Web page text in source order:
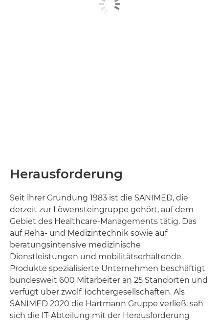
Herausforderung
Seit ihrer Gründung 1983 ist die SANIMED, die
derzeit zur Löwensteingruppe gehört, auf dem
Gebiet des Healthcare-Managements tätig. Das
auf Reha- und Medizintechnik sowie auf
beratungsintensive medizinische
Dienstleistungen und mobilitätserhaltende
Produkte spezialisierte Unternehmen beschäftigt
bundesweit 600 Mitarbeiter an 25 Standorten und
verfügt über zwölf Tochtergesellschaften. Als
SANIMED 2020 die Hartmann Gruppe verließ, sah
sich die IT-Abteilung mit der Herausforderung